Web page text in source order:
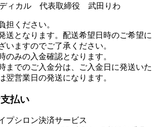
ィカル 代表取締役 武田りわ
担ください。
送となります。配送希望日時のご希望に
いますのでご了承ください。
のみの入金確認となります。
までのご入金分は、ご入金日に発送いた
翌営業日の発送になります。
払い
プシロン決済サービス